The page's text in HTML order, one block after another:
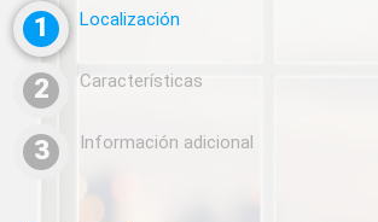
1 Localización
2 Características
3 Información adicional